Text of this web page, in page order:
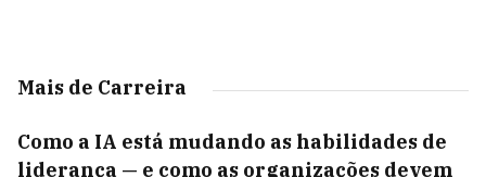
Mais de Carreira
Como a IA está mudando as habilidades de
liderança — e como as organizações devem